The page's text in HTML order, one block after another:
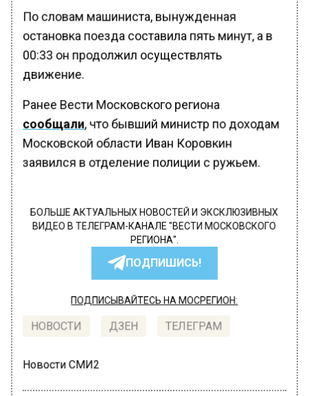
По словам машиниста, вынужденная
остановка поезда составила пять минут, а в
00:33 он продолжил осуществлять
движение.
Ранее Вести Московского региона
сообщали, что бывший министр по доходам
Московской области Иван Коровкин
заявился в отделение полиции с ружьем.
БОЛЬШЕ АКТУАЛЬНЫХ НОВОСТЕЙ И ЭКСКЛЮЗИВНЫХ
ВИДЕО В ТЕЛЕГРАМ-КАНАЛЕ "ВЕСТИ МОСКОВСКОГО
РЕГИОНА".
ПОДПИШИСЬ!
ПОДПИСЫВАЙТЕСЬ НА МОСРЕГИОН:
НОВОСТИ ДЗЕН ТЕЛЕГРАМ
Новости СМИ2